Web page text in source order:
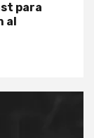
para
al